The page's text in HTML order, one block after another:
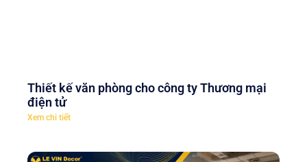
Thiết kế văn phòng cho công ty Thương mại
điện tử
Xem chi tiết